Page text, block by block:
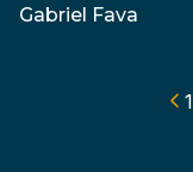
Gabriel Fava
1